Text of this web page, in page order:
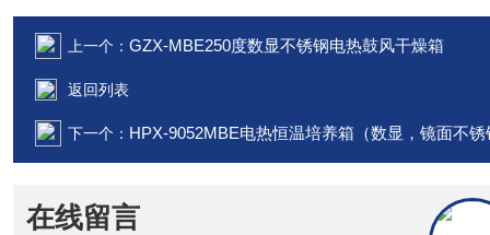
上一个： GZX-MBE250度数显不锈钢电热鼓风干燥箱
返回列表
下一个： HPX-9052MBE电热恒温培养箱（数显，镜面不
在线留言